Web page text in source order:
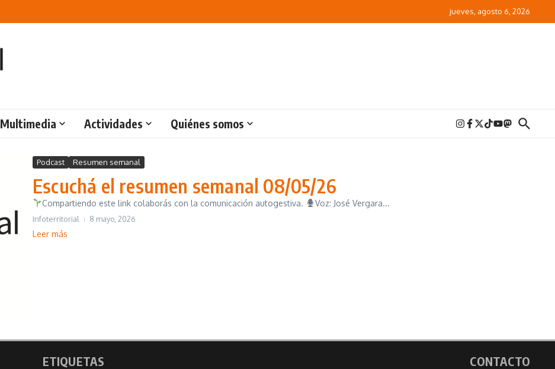
jueves, agosto 6, 2026
Multimedia Actividades Quiénes somos
Podcast Resumen semanal
Escuchá el resumen semanal 08/05/26
Compartiendo este link colaborás con la comunicación autogestiva. Voz: José Vergara...
Infoterritorial 8 mayo, 2026
Leer más
ETIQUETAS CONTACTO